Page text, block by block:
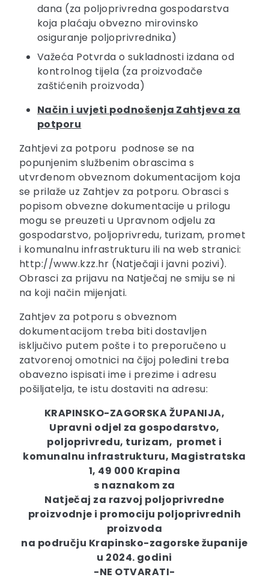
dana (za poljoprivredna gospodarstva
koja plaćaju obvezno mirovinsko
osiguranje poljoprivrednika)
Važeća Potvrda o sukladnosti izdana od
kontrolnog tijela (za proizvođače
zaštićenih proizvoda)
Način i uvjeti podnošenja Zahtjeva za
potporu
Zahtjevi za potporu podnose se na
popunjenim službenim obrascima s
utvrđenom obveznom dokumentacijom koja
se prilaže uz Zahtjev za potporu. Obrasci s
popisom obvezne dokumentacije u prilogu
mogu se preuzeti u Upravnom odjelu za
gospodarstvo, poljoprivredu, turizam, promet
i komunalnu infrastrukturu ili na web stranici:
http://www.kzz.hr (Natječaji i javni pozivi).
Obrasci za prijavu na Natječaj ne smiju se ni
na koji način mijenjati.
Zahtjev za potporu s obveznom
dokumentacijom treba biti dostavljen
isključivo putem pošte i to preporučeno u
zatvorenoj omotnici na čijoj poleđini treba
obavezno ispisati ime i prezime i adresu
pošiljatelja, te istu dostaviti na adresu:
KRAPINSKO-ZAGORSKA ŽUPANIJA,
Upravni odjel za gospodarstvo,
poljoprivredu, turizam, promet i
komunalnu infrastrukturu, Magistratska
1, 49 000 Krapina
s naznakom za
Natječaj za razvoj poljoprivredne
proizvodnje i promociju poljoprivrednih
proizvoda
na području Krapinsko-zagorske županije
u 2024. godini
-NE OTVARATI-